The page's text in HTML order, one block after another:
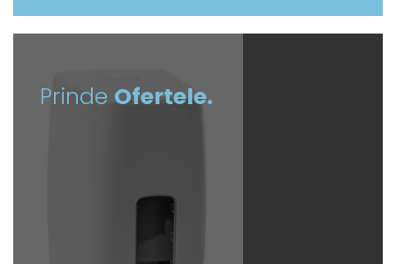
Prinde Ofertele.